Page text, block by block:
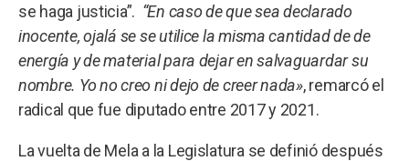
se haga justicia”. “En caso de que sea declarado
inocente, ojalá se se utilice la misma cantidad de de
energía y de material para dejar en salvaguardar su
nombre. Yo no creo ni dejo de creer nada», remarcó el
radical que fue diputado entre 2017 y 2021.
La vuelta de Mela a la Legislatura se definió después